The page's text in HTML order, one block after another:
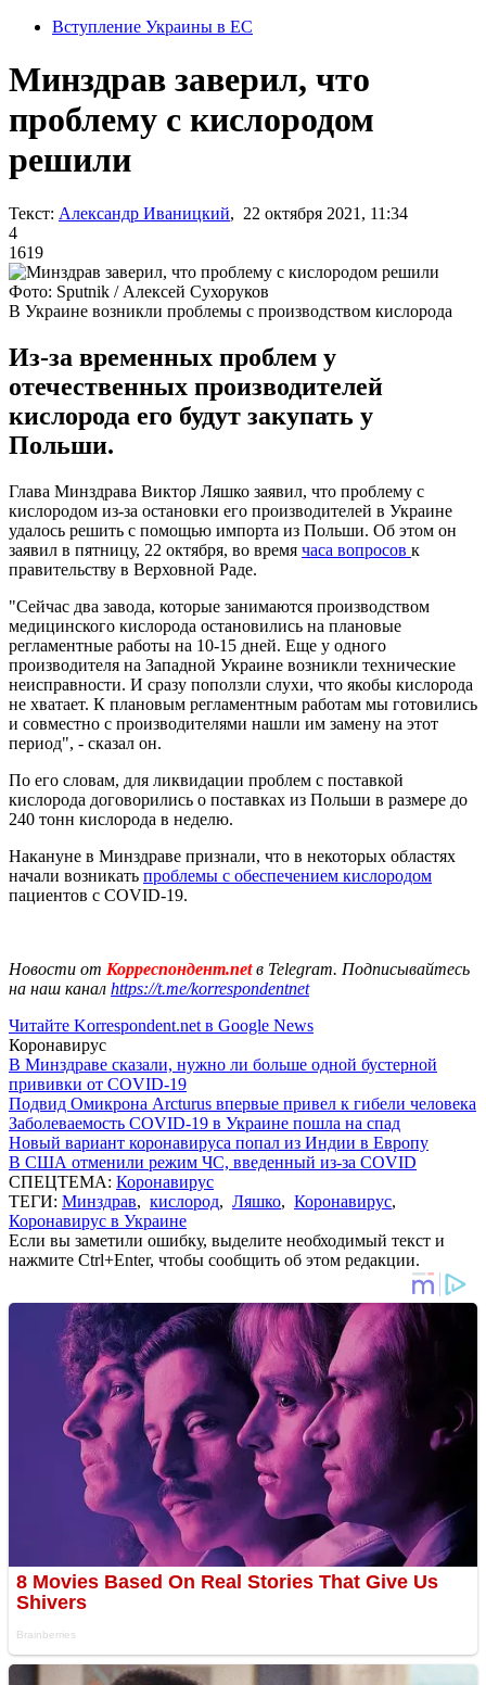
Вступление Украины в ЕС
Минздрав заверил, что
проблему с кислородом
решили
Текст: Александр Иваницкий, 22 октября 2021, 11:34
4
1619
Фото: Sputnik / Алексей Сухоруков
В Украине возникли проблемы с производством кислорода
Из-за временных проблем у
отечественных производителей
кислорода его будут закупать у
Польши.
Глава Минздрава Виктор Ляшко заявил, что проблему с
кислородом из-за остановки его производителей в Украине
удалось решить с помощью импорта из Польши. Об этом он
заявил в пятницу, 22 октября, во время часа вопросов к
правительству в Верховной Раде.
"Сейчас два завода, которые занимаются производством
медицинского кислорода остановились на плановые
регламентные работы на 10-15 дней. Еще у одного
производителя на Западной Украине возникли технические
неисправности. И сразу поползли слухи, что якобы кислорода
не хватает. К плановым регламентным работам мы готовились
и совместно с производителями нашли им замену на этот
период", - сказал он.
По его словам, для ликвидации проблем с поставкой
кислорода договорились о поставках из Польши в размере до
240 тонн кислорода в неделю.
Накануне в Минздраве признали, что в некоторых областях
начали возникать проблемы с обеспечением кислородом
пациентов с COVID-19.
Новости от Корреспондент.netв Telegram. Подписывайтесь
на наш канал https://t.me/korrespondentnet
Читайте Korrespondent.net в Google News
Коронавирус
В Минздраве сказали, нужно ли больше одной бустерной
прививки от COVID-19
Подвид Омикрона Arcturus впервые привел к гибели человека
Заболеваемость COVID-19 в Украине пошла на спад
Новый вариант коронавируса попал из Индии в Европу
В США отменили режим ЧС, введенный из-за COVID
СПЕЦТЕМА: Коронавирус
ТЕГИ: Минздрав, кислород, Ляшко, Коронавирус,
Коронавирус в Украине
Если вы заметили ошибку, выделите необходимый текст и
нажмите Ctrl+Enter, чтобы сообщить об этом редакции.